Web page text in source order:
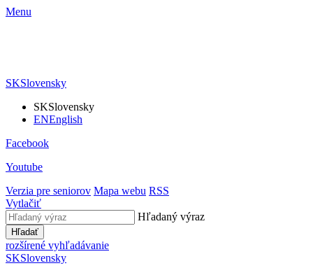
Menu
SKSlovensky
SKSlovensky
ENEnglish
Facebook
Youtube
Verzia pre seniorov Mapa webu RSS
Vytlačiť
Hľadaný výraz
Hľadať
rozšírené vyhľadávanie
SKSlovensky